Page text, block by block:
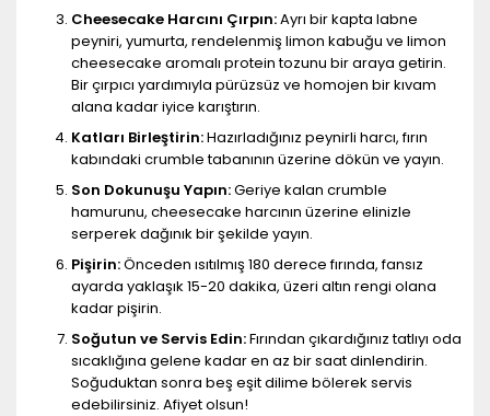
Cheesecake Harcını Çırpın:Ayrı bir kapta labne
peyniri, yumurta, rendelenmiş limon kabuğu ve limon
cheesecake aromalı protein tozunu bir araya getirin.
Bir çırpıcı yardımıyla pürüzsüz ve homojen bir kıvam
alana kadar iyice karıştırın.
Katları Birleştirin:Hazırladığınız peynirli harcı, fırın
kabındaki crumble tabanının üzerine dökün ve yayın.
Son Dokunuşu Yapın:Geriye kalan crumble
hamurunu, cheesecake harcının üzerine elinizle
serperek dağınık bir şekilde yayın.
Pişirin:Önceden ısıtılmış 180 derece fırında, fansız
ayarda yaklaşık 15-20 dakika, üzeri altın rengi olana
kadar pişirin.
Soğutun ve Servis Edin:Fırından çıkardığınız tatlıyı oda
sıcaklığına gelene kadar en az bir saat dinlendirin.
Soğuduktan sonra beş eşit dilime bölerek servis
edebilirsiniz. Afiyet olsun!